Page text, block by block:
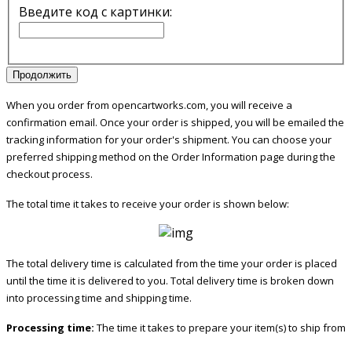
Введите код с картинки:
Продолжить
When you order from opencartworks.com, you will receive a
confirmation email. Once your order is shipped, you will be emailed the
tracking information for your order's shipment. You can choose your
preferred shipping method on the Order Information page during the
checkout process.
The total time it takes to receive your order is shown below:
The total delivery time is calculated from the time your order is placed
until the time it is delivered to you. Total delivery time is broken down
into processing time and shipping time.
Processing time: The time it takes to prepare your item(s) to ship from